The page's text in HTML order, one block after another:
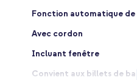
Fonction automatique de
Avec cordon
Incluant fenêtre
Convient aux billets de